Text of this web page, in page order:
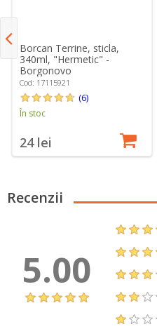
Borcan Terrine, sticla,
340ml, "Hermetic" -
Borgonovo
Cod: 17115921
(6)
În stoc
24 lei
Recenzii
5.00